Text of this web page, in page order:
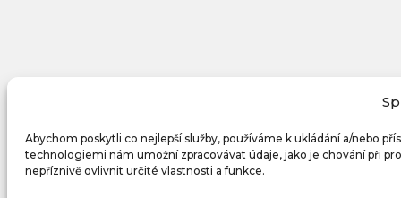
Abychom poskytli co nejlepší služby, používáme k ukládání a/nebo
technologiemi nám umožní zpracovávat údaje, jako je chování při
nepříznivě ovlivnit určité vlastnosti a funkce.